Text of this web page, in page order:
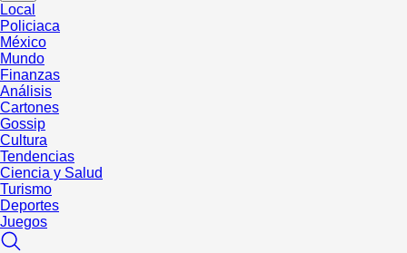
Local
Policiaca
México
Mundo
Finanzas
Análisis
Cartones
Gossip
Cultura
Tendencias
Ciencia y Salud
Turismo
Deportes
Juegos